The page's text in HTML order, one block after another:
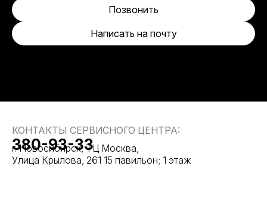
Написать на почту
Позвонить
КОНТАКТЫ СЕРВИСНОГО ЦЕНТРА:
г. Новосибирск, ТЦ Москва,
Улица Крылова, 261 15 павильон; 1 этаж
380-93-33